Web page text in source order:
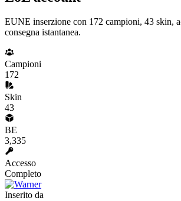
EUNE inserzione con 172 campioni, 43 skin,
consegna istantanea.
Campioni
172
Skin
43
BE
3,335
Accesso
Completo
Inserito da